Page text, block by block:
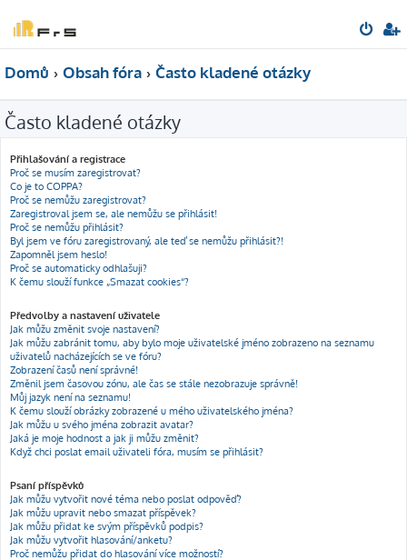
Domů Obsah fóra Často kladené otázky
Často kladené otázky
Přihlašování a registrace
Proč se musím zaregistrovat?
Co je to COPPA?
Proč se nemůžu zaregistrovat?
Zaregistroval jsem se, ale nemůžu se přihlásit!
Proč se nemůžu přihlásit?
Byl jsem ve fóru zaregistrovaný, ale teď se nemůžu přihlásit?!
Zapomněl jsem heslo!
Proč se automaticky odhlašuji?
K čemu slouží funkce „Smazat cookies“?
Předvolby a nastavení uživatele
Jak můžu změnit svoje nastavení?
Jak můžu zabránit tomu, aby bylo moje uživatelské jméno zobrazeno na seznamu
uživatelů nacházejících se ve fóru?
Zobrazení časů není správné!
Změnil jsem časovou zónu, ale čas se stále nezobrazuje správně!
Můj jazyk není na seznamu!
K čemu slouží obrázky zobrazené u mého uživatelského jména?
Jak můžu u svého jména zobrazit avatar?
Jaká je moje hodnost a jak ji můžu změnit?
Když chci poslat email uživateli fóra, musím se přihlásit?
Psaní příspěvků
Jak můžu vytvořit nové téma nebo poslat odpověď?
Jak můžu upravit nebo smazat příspěvek?
Jak můžu přidat ke svým příspěvků podpis?
Jak můžu vytvořit hlasování/anketu?
Proč nemůžu přidat do hlasování více možností?